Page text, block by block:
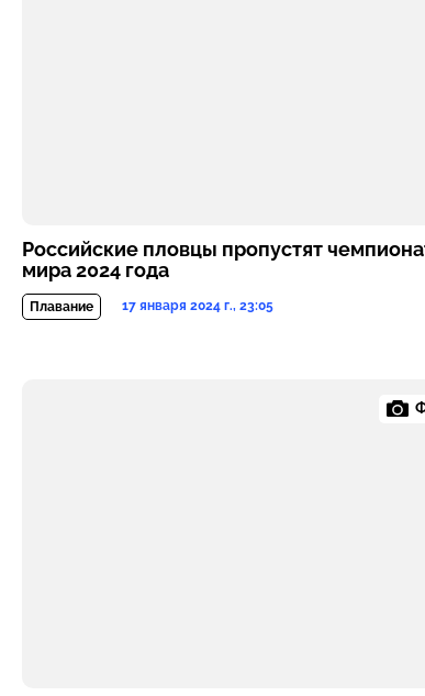
Российские пловцы пропустят
мира 2024 года
Плавание 17 января 2024 г., 23:05